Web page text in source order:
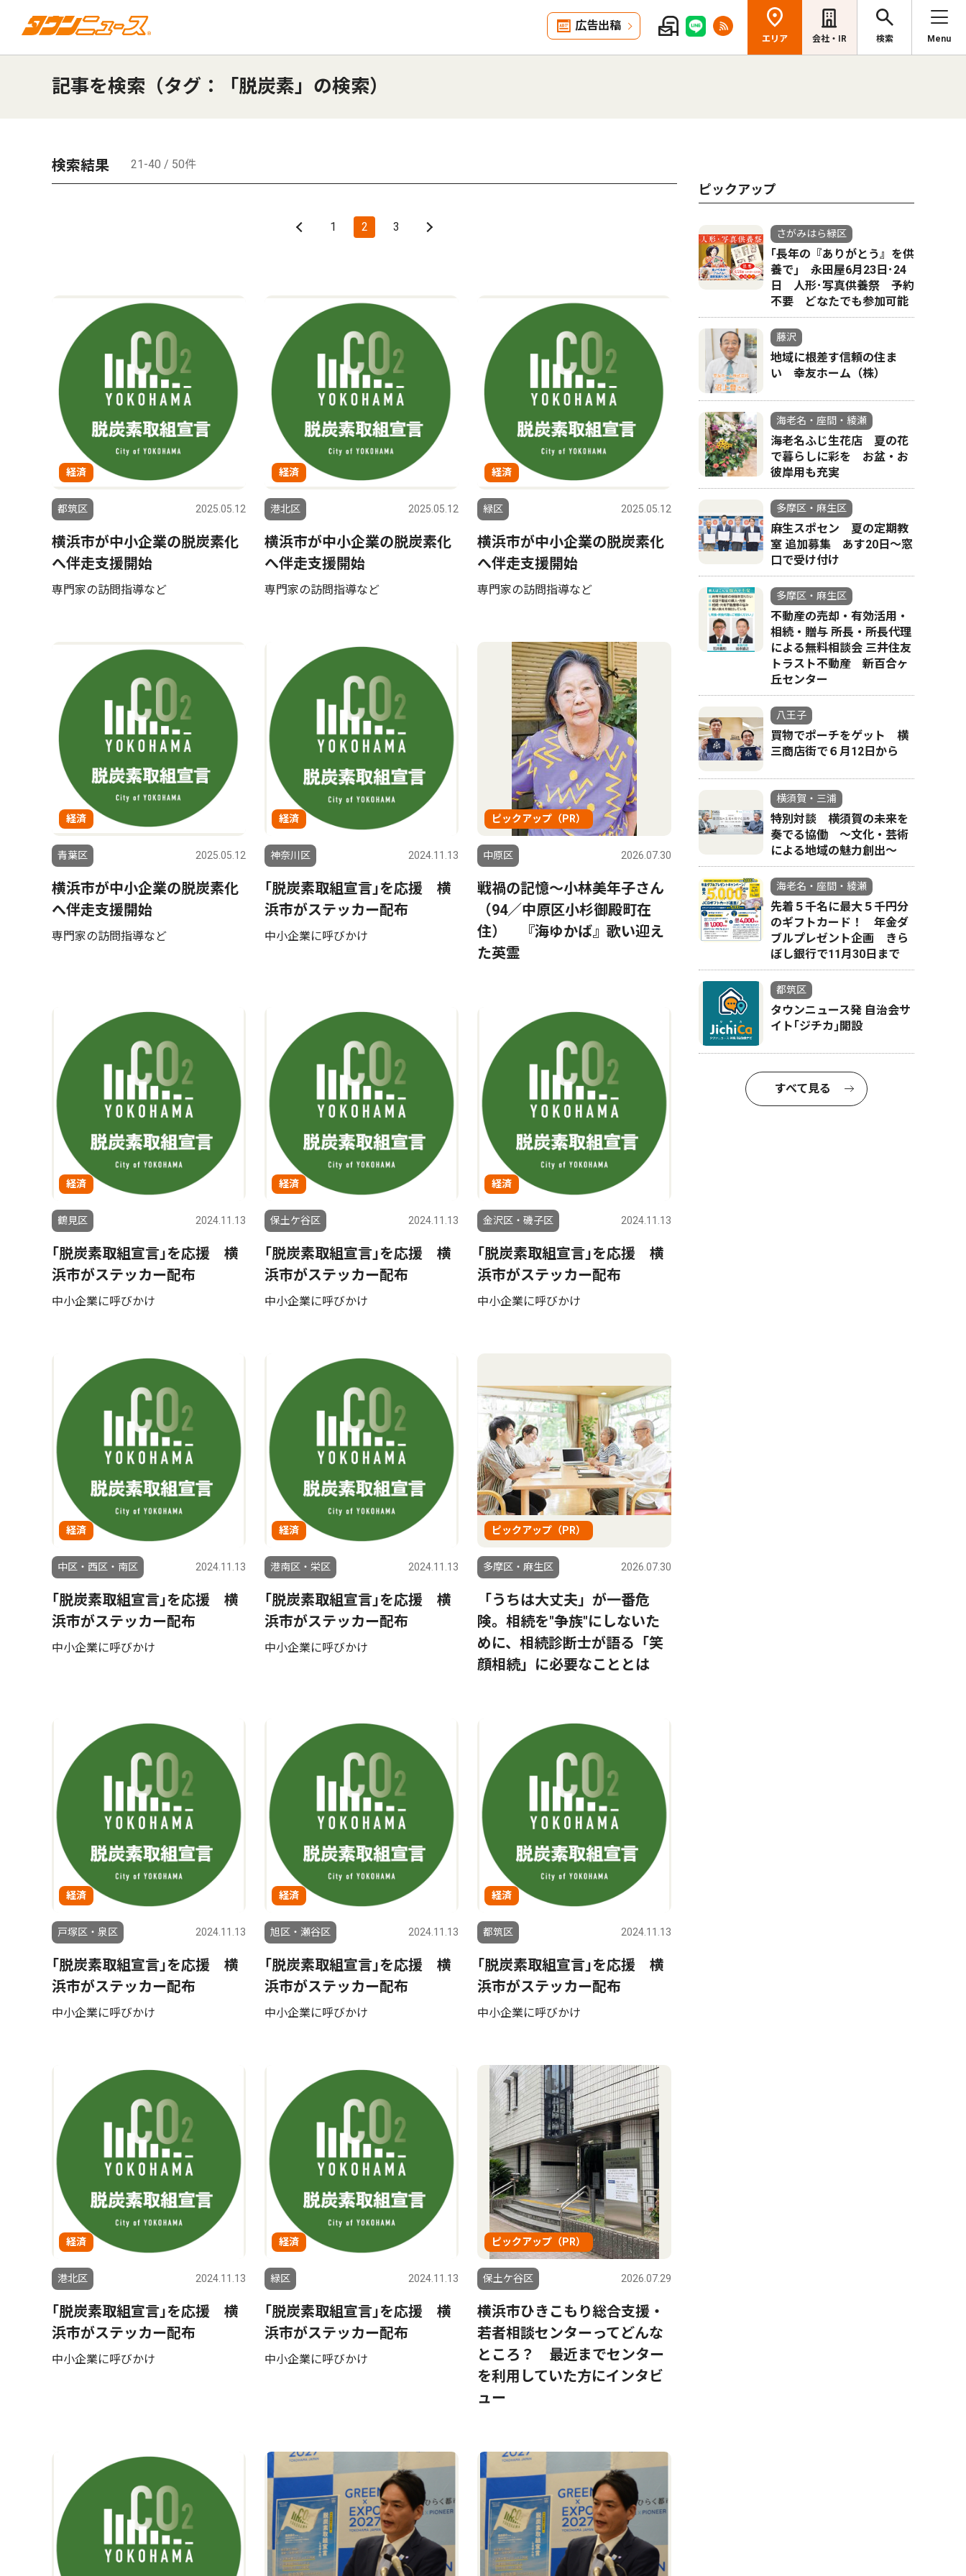
広告出稿
エリア 会社・IR 検索 Menu
記事を検索（タグ：「脱炭素」の検索）
検索結果 21-40 / 50件
1 2 3
経済
都筑区 2025.05.12
横浜市が中小企業の脱炭素化
へ伴走支援開始
専門家の訪問指導など
経済
港北区 2025.05.12
横浜市が中小企業の脱炭素化
へ伴走支援開始
専門家の訪問指導など
経済
緑区 2025.05.12
横浜市が中小企業の脱炭素化
へ伴走支援開始
専門家の訪問指導など
経済
青葉区 2025.05.12
横浜市が中小企業の脱炭素化
へ伴走支援開始
専門家の訪問指導など
経済
神奈川区 2024.11.13
｢脱炭素取組宣言｣を応援 横
浜市がステッカー配布
中小企業に呼びかけ
ピックアップ（PR）
中原区 2026.07.30
戦禍の記憶〜小林美年子さん
（94／中原区小杉御殿町在
住） 『海ゆかば』歌い迎え
た英霊
経済
鶴見区 2024.11.13
｢脱炭素取組宣言｣を応援 横
浜市がステッカー配布
中小企業に呼びかけ
経済
保土ケ谷区 2024.11.13
｢脱炭素取組宣言｣を応援 横
浜市がステッカー配布
中小企業に呼びかけ
経済
金沢区・磯子区 2024.11.13
｢脱炭素取組宣言｣を応援 横
浜市がステッカー配布
中小企業に呼びかけ
経済
中区・西区・南区 2024.11.13
｢脱炭素取組宣言｣を応援 横
浜市がステッカー配布
中小企業に呼びかけ
経済
港南区・栄区 2024.11.13
｢脱炭素取組宣言｣を応援 横
浜市がステッカー配布
中小企業に呼びかけ
ピックアップ（PR）
多摩区・麻生区 2026.07.30
「うちは大丈夫」が一番危
険。相続を"争族"にしないた
めに、相続診断士が語る「笑
顔相続」に必要なこととは
経済
戸塚区・泉区 2024.11.13
｢脱炭素取組宣言｣を応援 横
浜市がステッカー配布
中小企業に呼びかけ
経済
旭区・瀬谷区 2024.11.13
｢脱炭素取組宣言｣を応援 横
浜市がステッカー配布
中小企業に呼びかけ
経済
都筑区 2024.11.13
｢脱炭素取組宣言｣を応援 横
浜市がステッカー配布
中小企業に呼びかけ
経済
港北区 2024.11.13
｢脱炭素取組宣言｣を応援 横
浜市がステッカー配布
中小企業に呼びかけ
経済
緑区 2024.11.13
｢脱炭素取組宣言｣を応援 横
浜市がステッカー配布
中小企業に呼びかけ
ピックアップ（PR）
保土ケ谷区 2026.07.29
横浜市ひきこもり総合支援・
若者相談センターってどんな
ところ？ 最近までセンター
を利用していた方にインタビ
ュー
ピックアップ
さがみはら緑区
｢長年の『ありがとう』を供
養で｣ 永田屋6月23日･24
日 人形･写真供養祭 予約
不要 どなたでも参加可能
藤沢
地域に根差す信頼の住ま
い 幸友ホーム（株）
海老名・座間・綾瀬
海老名ふじ生花店 夏の花
で暮らしに彩を お盆・お
彼岸用も充実
多摩区・麻生区
麻生スポセン 夏の定期教
室 追加募集 あす20日〜窓
口で受け付け
多摩区・麻生区
不動産の売却・有効活用・
相続・贈与 所長・所長代理
による無料相談会 三井住友
トラスト不動産 新百合ヶ
丘センター
八王子
買物でポーチをゲット 横
三商店街で６月12日から
横須賀・三浦
特別対談 横須賀の未来を
奏でる協働 〜文化・芸術
による地域の魅力創出〜
海老名・座間・綾瀬
先着５千名に最大５千円分
のギフトカード！ 年金ダ
ブルプレゼント企画 きら
ぼし銀行で11月30日まで
都筑区
タウンニュース発 自治会サ
イト｢ジチカ｣開設
すべて見る